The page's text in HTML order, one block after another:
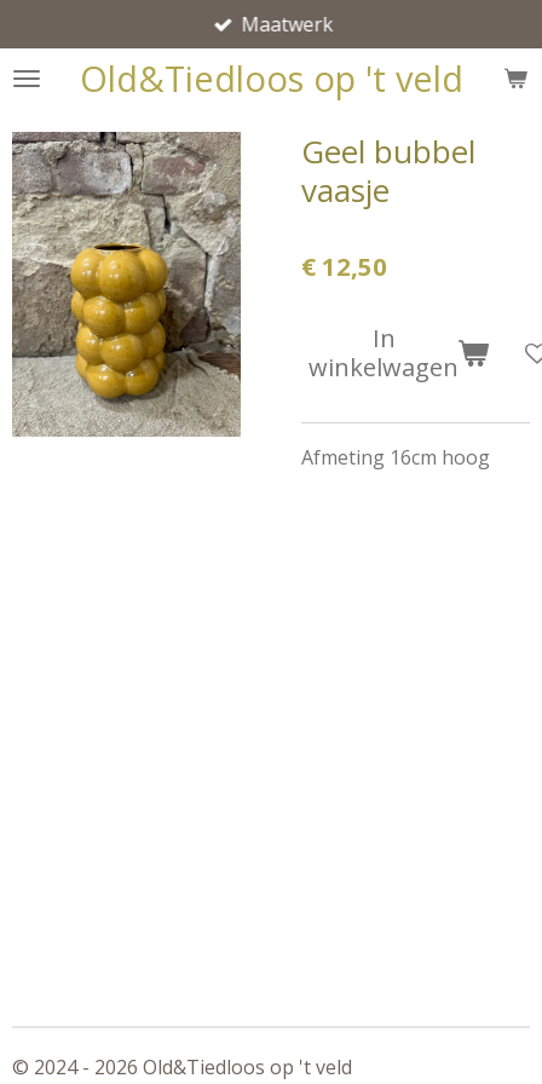
direct
naar
hoofdinhoud
Old&Tiedloos op 't veld
Maatwerk
Geel bubbel
vaasje
€ 12,50
In
winkelwagen
Afmeting 16cm hoog
© 2024 - 2026 Old&Tiedloos op 't veld